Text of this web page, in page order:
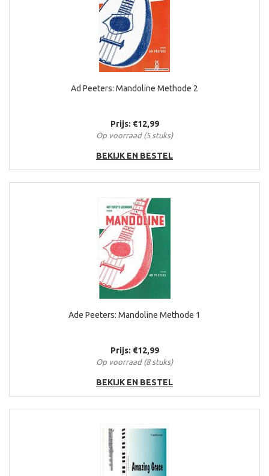
Ad Peeters: Mandoline Methode 2
Prijs: €12,99
Op voorraad (5 stuks)
BEKIJK EN BESTEL
Ade Peeters: Mandoline Methode 1
Prijs: €12,99
Op voorraad (8 stuks)
BEKIJK EN BESTEL